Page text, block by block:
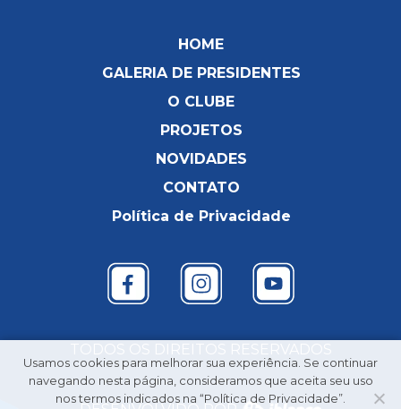
HOME
GALERIA DE PRESIDENTES
O CLUBE
PROJETOS
NOVIDADES
CONTATO
Política de Privacidade
Usamos cookies para melhorar sua experiência. Se continuar
navegando nesta página, consideramos que aceita seu uso
nos termos indicados na “Política de Privacidade”.